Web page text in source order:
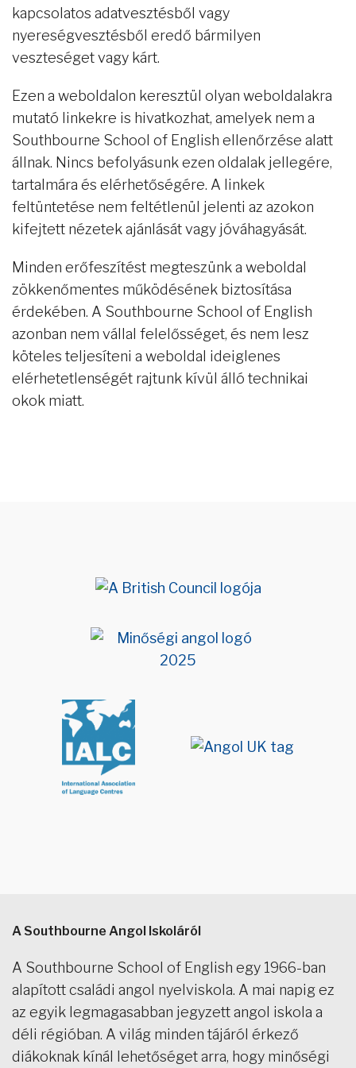
kapcsolatos adatvesztésből vagy
nyereségvesztésből eredő bármilyen
veszteséget vagy kárt.
Ezen a weboldalon keresztül olyan weboldalakra
mutató linkekre is hivatkozhat, amelyek nem a
Southbourne School of English ellenőrzése alatt
állnak. Nincs befolyásunk ezen oldalak jellegére,
tartalmára és elérhetőségére. A linkek
feltüntetése nem feltétlenül jelenti az azokon
kifejtett nézetek ajánlását vagy jóváhagyását.
Minden erőfeszítést megteszünk a weboldal
zökkenőmentes működésének biztosítása
érdekében. A Southbourne School of English
azonban nem vállal felelősséget, és nem lesz
köteles teljesíteni a weboldal ideiglenes
elérhetetlenségét rajtunk kívül álló technikai
okok miatt.
A Southbourne Angol Iskoláról
A Southbourne School of English egy 1966-ban
alapított családi angol nyelviskola. A mai napig ez
az egyik legmagasabban jegyzett angol iskola a
déli régióban. A világ minden tájáról érkező
diákoknak kínál lehetőséget arra, hogy minőségi